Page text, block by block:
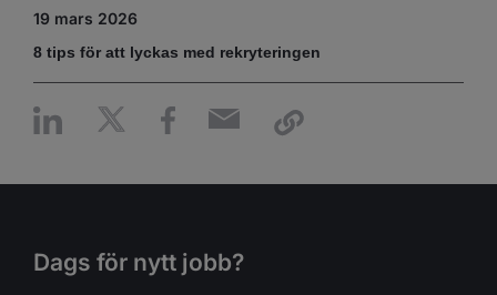
19 mars 2026
8 tips för att lyckas med rekryteringen
Dags för nytt jobb?